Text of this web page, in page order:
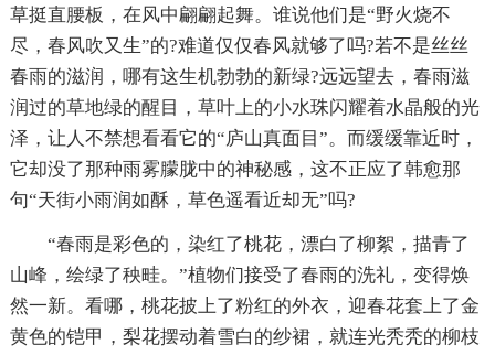
草挺直腰板，在风中翩翩起舞。谁说他们是“野火烧不
尽，春风吹又生”的?难道仅仅春风就够了吗?若不是丝丝
春雨的滋润，哪有这生机勃勃的新绿?远远望去，春雨滋
润过的草地绿的醒目，草叶上的小水珠闪耀着水晶般的光
泽，让人不禁想看看它的“庐山真面目”。而缓缓靠近时，
它却没了那种雨雾朦胧中的神秘感，这不正应了韩愈那
句“天街小雨润如酥，草色遥看近却无”吗?
“春雨是彩色的，染红了桃花，漂白了柳絮，描青了
山峰，绘绿了秧畦。”植物们接受了春雨的洗礼，变得焕
然一新。看哪，桃花披上了粉红的外衣，迎春花套上了金
黄色的铠甲，梨花摆动着雪白的纱裙，就连光秃秃的柳枝